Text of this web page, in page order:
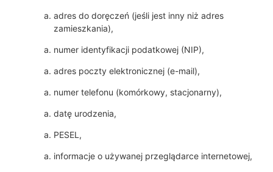
adres do doręczeń (jeśli jest inny niż adres
zamieszkania),
numer identyfikacji podatkowej (NIP),
adres poczty elektronicznej (e-mail),
numer telefonu (komórkowy, stacjonarny),
datę urodzenia,
PESEL,
informacje o używanej przeglądarce internetowej,